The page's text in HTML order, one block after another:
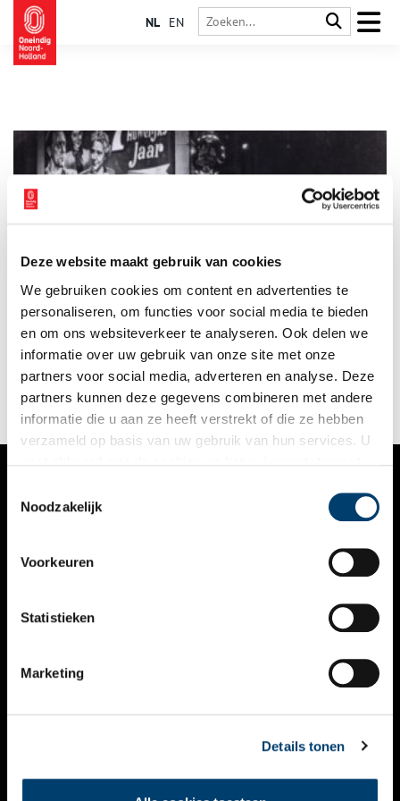
Deze website maakt gebruik van cookies
We gebruiken cookies om content en advertenties te
personaliseren, om functies voor social media te bieden
en om ons websiteverkeer te analyseren. Ook delen we
informatie over uw gebruik van onze site met onze
partners voor social media, adverteren en analyse. Deze
partners kunnen deze gegevens combineren met andere
informatie die u aan ze heeft verstrekt of die ze hebben
verzameld op basis van uw gebruik van hun services. U
Noodzakelijk
Voorkeuren
Statistieken
Marketing
Details tonen
NL EN
In meer dan een eeuw tijd hebben de Amsterdamse bioscopen,
die net als de horeca tijdelijk de deuren moesten sluiten, zich
ontwikkeld tot een volwaardige vorm van vermaak, waar ook
‘intellectuelen’ zich niet voor hoeven te schamen.
VERHALEN
KALENDER
THEMA’S
VIDEO’S
CONTACT